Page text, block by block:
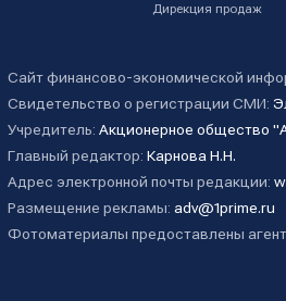
Дирекция продаж
Сайт финансово-экономической
Свидетельство о регистрации СМИ:
Учредитель: Акционерное общество
Главный редактор: Карнова Н.Н.
Адрес электронной почты редакции:
Размещение рекламы: adv@1prime.ru
Фотоматериалы предоставлены